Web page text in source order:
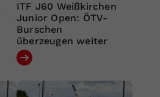
ITF J60 Weißkirchen
Junior Open: ÖTV-
Burschen
überzeugen weiter